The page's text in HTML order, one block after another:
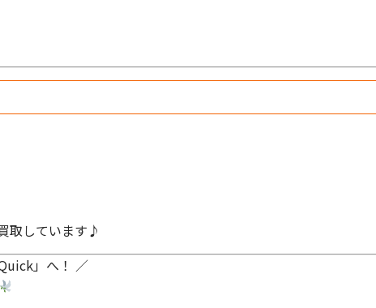
取しています♪
」へ！ ／